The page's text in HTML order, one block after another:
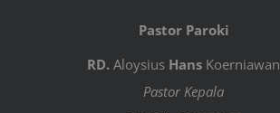
Pastor Paroki
RD. Aloysius Hans Koerniawan
Pastor Kepala